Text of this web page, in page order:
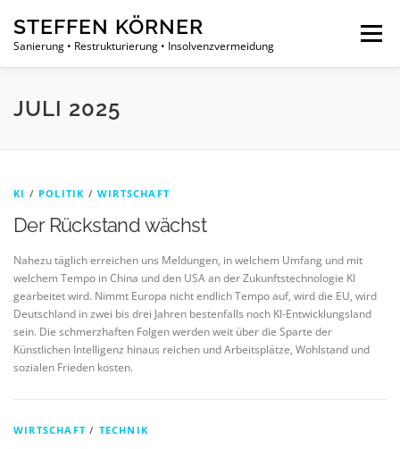
Inhalt
springen
STEFFEN KÖRNER
Sanierung • Restrukturierung • Insolvenzvermeidung
Menü
PHILOSOPHIE
JULI 2025
KI / POLITIK /WIRTSCHAFT
Der Rückstand wächst
Nahezu täglich erreichen uns Meldungen, in welchem Umfang und mit
welchem Tempo in China und den USA an der Zukunftstechnologie KI
gearbeitet wird. Nimmt Europa nicht endlich Tempo auf, wird die EU, wird
Deutschland in zwei bis drei Jahren bestenfalls noch KI-Entwicklungsland
sein. Die schmerzhaften Folgen werden weit über die Sparte der
Künstlichen Intelligenz hinaus reichen und Arbeitsplätze, Wohlstand und
sozialen Frieden kosten.
WIRTSCHAFT / TECHNIK